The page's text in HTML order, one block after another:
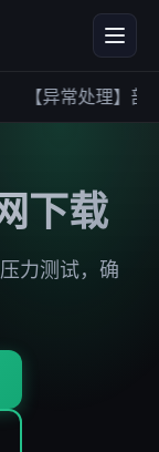
【异常处理】部
下载
力测试，确